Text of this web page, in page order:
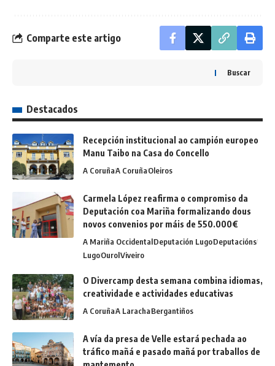
Comparte este artigo
Buscar
Destacados
Recepción institucional ao campión europeo
Manu Taibo na Casa do Concello
A CoruñaA CoruñaOleiros
Carmela López reafirma o compromiso da
Deputación coa Mariña formalizando dous
novos convenios por máis de 550.000€
A Mariña OccidentalDeputación LugoDeputacións
LugoOurolViveiro
O Divercamp desta semana combina idiomas,
creatividade e actividades educativas
A CoruñaA LarachaBergantiños
A vía da presa de Velle estará pechada ao
tráfico mañá e pasado mañá por traballos de